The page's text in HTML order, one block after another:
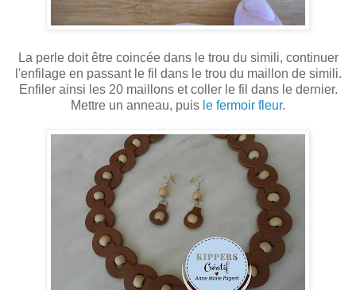
La perle doit être coincée dans le trou du simili, continuer
l'enfilage en passant le fil dans le trou du maillon de simili.
Enfiler ainsi les 20 maillons et coller le fil dans le dernier.
Mettre un anneau, puis le fermoir fleur.